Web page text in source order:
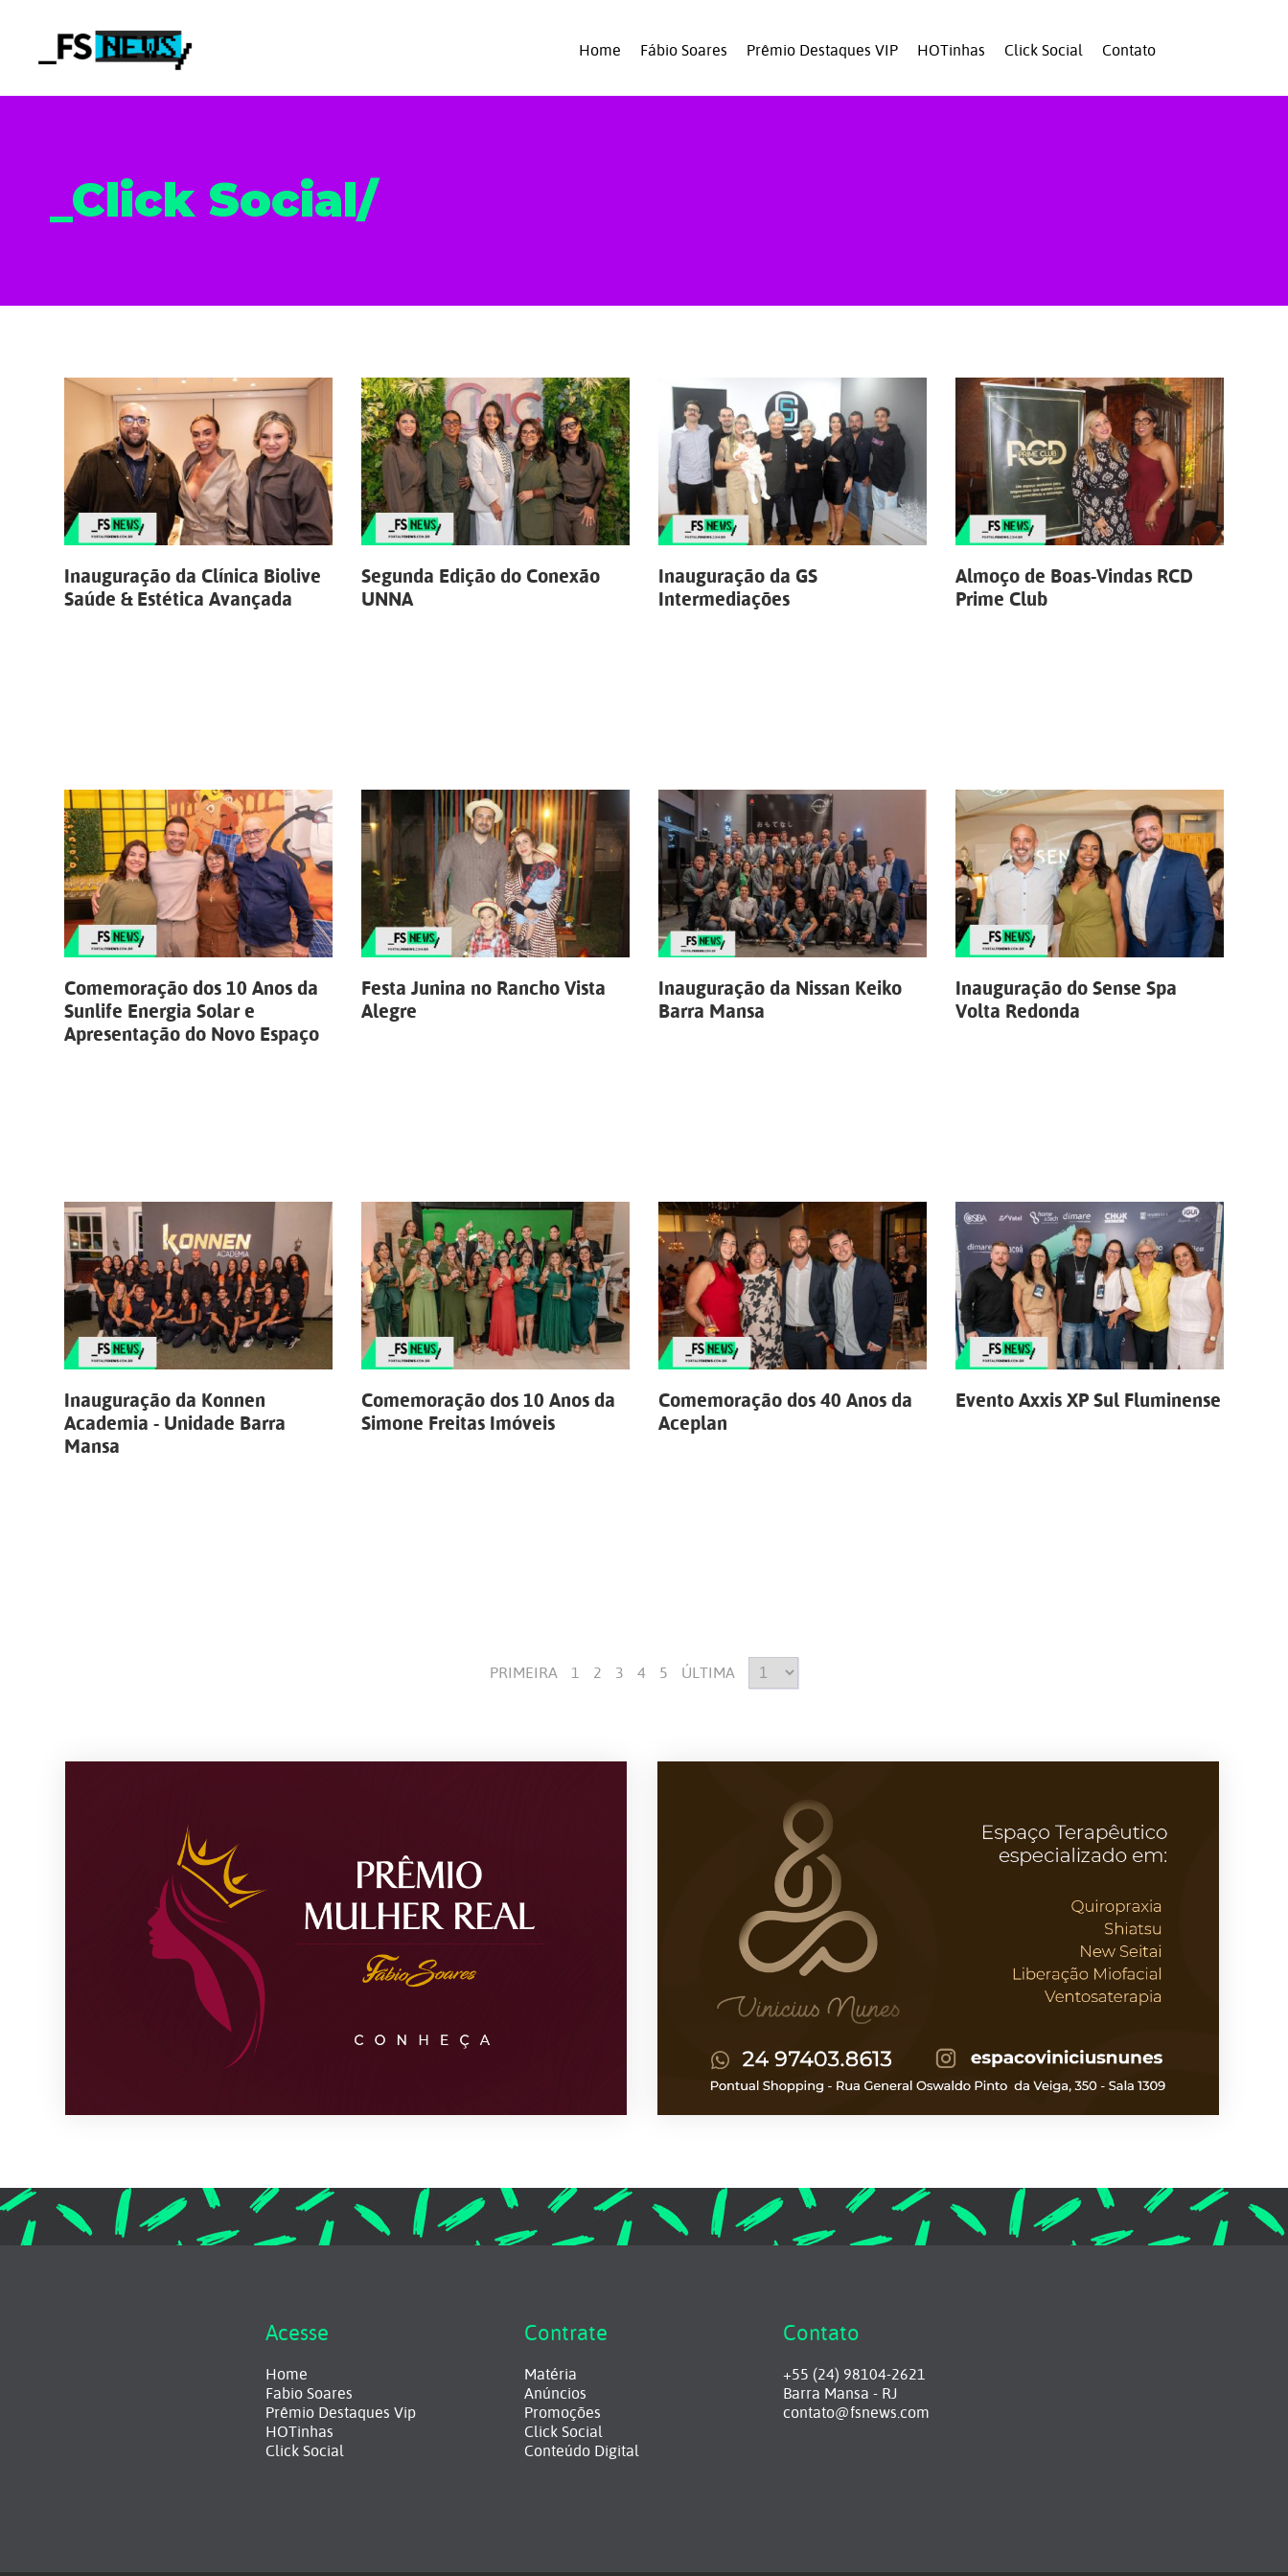
Home Fábio Soares Prêmio Destaques VIP HOTinhas Click Social Contato
_Click Social/
Inauguração da Clínica Biolive
Saúde & Estética Avançada
Segunda Edição do Conexão
UNNA
Inauguração da GS
Intermediações
Almoço de Boas-Vindas RCD
Prime Club
Comemoração dos 10 Anos da
Sunlife Energia Solar e
Apresentação do Novo Espaço
Festa Junina no Rancho Vista
Alegre
Inauguração da Nissan Keiko
Barra Mansa
Inauguração do Sense Spa
Volta Redonda
Inauguração da Konnen
Academia - Unidade Barra
Mansa
Comemoração dos 10 Anos da
Simone Freitas Imóveis
Comemoração dos 40 Anos da
Aceplan
Evento Axxis XP Sul Fluminense
PRIMEIRA 1 2 3 4 5 ÚLTIMA
Acesse
Home
Fabio Soares
Prêmio Destaques Vip
HOTinhas
Click Social
Contrate
Matéria
Anúncios
Promoções
Click Social
Conteúdo Digital
Contato
+55 (24) 98104-2621
Barra Mansa - RJ
contato@fsnews.com